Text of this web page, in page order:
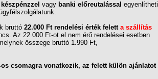
készpénzzel vagy banki előreutalással egyenlítheti
bruttó 22.000 Ft rendelési érték felett a szállítás
Az 22.000 Ft-ot el nem érő rendelései esetben
összege bruttó 1.990 Ft,
csomagra vonatkozik, az felett külön ajánlatot